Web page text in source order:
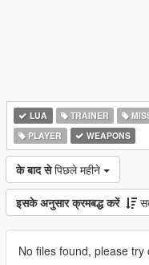
LUA TRAINER
PLAYER
WEAPONS
के बाद से पिछले महीने
इसके अनुसार क्रमबद्ध करें
No files found, please